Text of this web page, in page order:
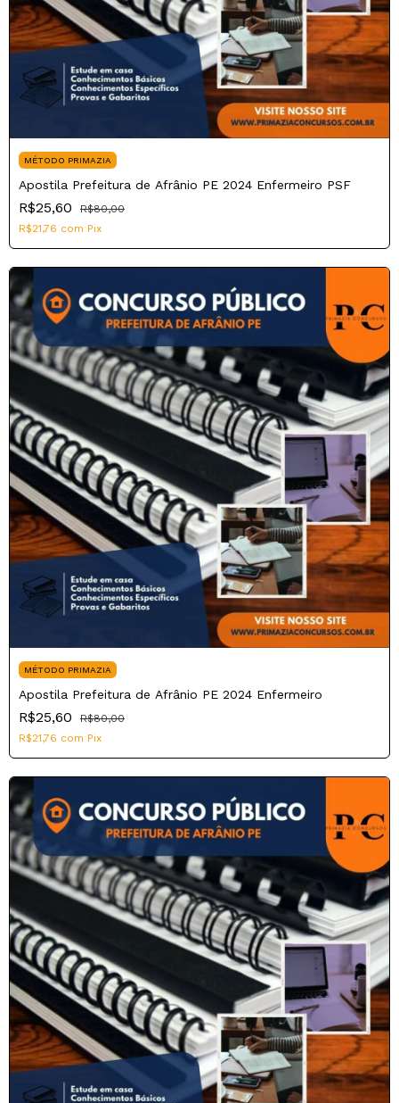
MÉTODO PRIMAZIA
Apostila Prefeitura de Afrânio PE 2024 Enfermeiro PSF
R$25,60
R$80,00
R$21,76 com Pix
MÉTODO PRIMAZIA
Apostila Prefeitura de Afrânio PE 2024 Enfermeiro
R$25,60
R$80,00
R$21,76 com Pix